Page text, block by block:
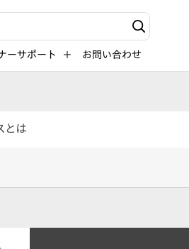
ワード入力
ーサポート お問い合わせ
とは